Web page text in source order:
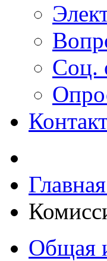
Соц.
Главная
Общая